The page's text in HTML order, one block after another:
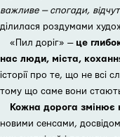
важливе — спогади,
ділилася роздумами
«Пил доріг» — це
нас люди, міста,
історії про те, що не всі
тому що саме вони
Кожна дорога змінює
новими сенсами,